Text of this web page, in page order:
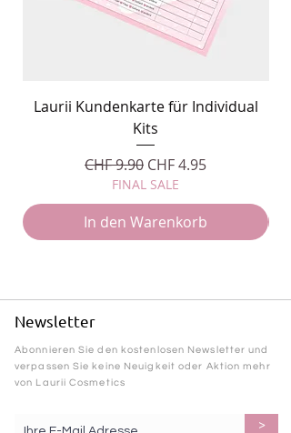
Laurii Kundenkarte für Individual
Kits
Standardpreis
CHF 9.90 Sale-Preis
CHF 4.95
FINAL SALE
In den Warenkorb
Abonnieren Sie den kostenlosen Newsletter und
verpassen Sie keine Neuigkeit oder Aktion mehr
von Laurii Cosmetics
Newsletter
>